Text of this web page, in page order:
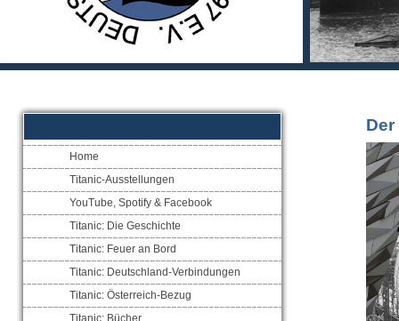
Home
Titanic-Ausstellungen
YouTube, Spotify & Facebook
Titanic: Die Geschichte
Titanic: Feuer an Bord
Titanic: Deutschland-Verbindungen
Titanic: Österreich-Bezug
Titanic: Bücher